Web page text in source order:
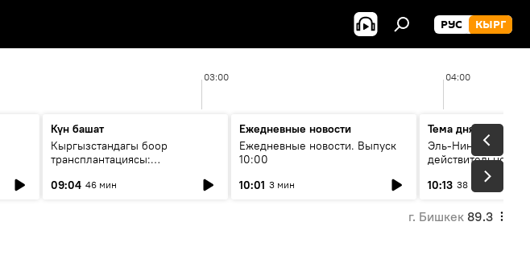
РУС КЫРГ
03:00 04:00
Күн башат
Кыргызстандагы боор
трансплантациясы:
келечеги
09:04 46 мин
Ежедневные новости
Ежедневные новости. Выпуск
10:00
10:01 3 мин
Тема дня
Эль-Ниньо, жара и
действительно
погоду в
10:13 38 мин
г. Бишкек 89.3